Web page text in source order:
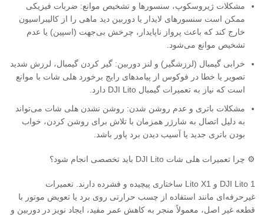
مشکلات ژیروسکوپ، سنسورها و تشخیص موانع: ضربات فیزیکی
ممکن است سنسورهای لایدار یا دوربین دید ماهی را از کالیبراسیون
خارج کند که باعث پرواز ناپایدار، چرخش بی‌جهت (اسپین) یا عدم
تشخیص موانع می‌شود.
خرابی گیمبال (لرزشگیر) و لنز دوربین: گیر کردن گیمبال، لرزش شدید
تصویر یا خطا در فوکوس از پیامدهای رایج برخورد هلی شات با موانع
است که نیاز به تعمیرات گیمبال DJI Lito دارد.
مشکلات باتری و عدم روشن شدن: روشن نشدن هلی شات می‌تواند
به دلیل اتصال به شارژر همزمان با تلاش برای روشن کردن، خواب
بودن باتری جدید یا آسیب دیدن برد پاور باشد.
⚙️ چرا تعمیرات هلی شات DJI Lito باید تخصصی انجام شود؟
DJI Lito 1 و Lito X1 ساختاری پیچیده و فشرده دارند. تعمیرات
غیرحرفه‌ای مانند استفاده از چسب حرارتی روی برد یا تعویض موتور با
قطعه غیر اصل، معمولاً منجر به کاهش عمر مفید، ایجاد نویز در دوربین و